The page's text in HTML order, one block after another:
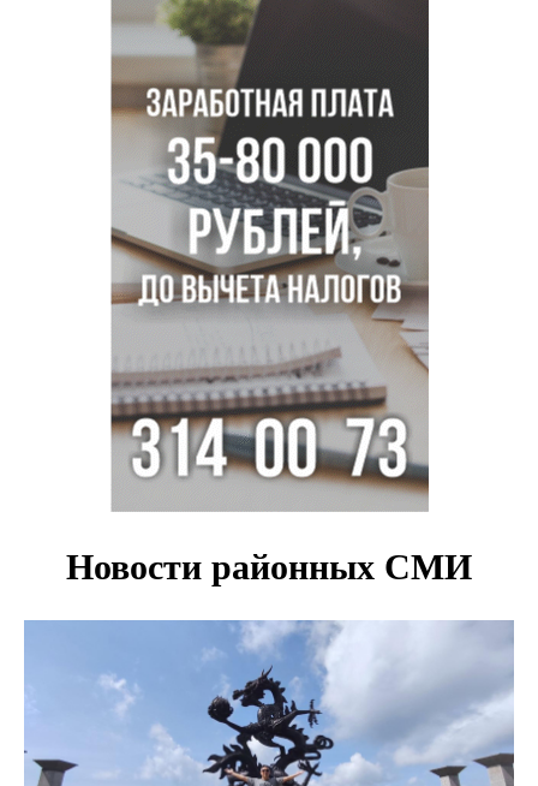
Под Новосибирском суд наказал дачников за
дискриминацию с шлагбаумом
В Убинском живодер застрелил лабрадора гостей из
Новосибирска
Родители 10 детей рассказали о подготовке к школе в
Новосибирской области